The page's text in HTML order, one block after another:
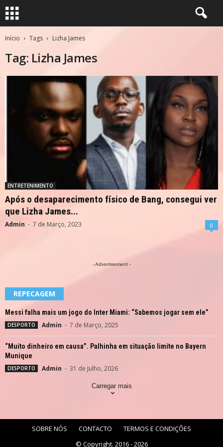
Início Tags Lizha James
Tag: Lizha James
ENTRETENIMENTO
Após o desaparecimento físico de Bang, consegui ver
que Lizha James...
Admin - 7 de Março, 2023 0
- Advertisement -
REPECAGEM
Messi falha mais um jogo do Inter Miami: “Sabemos jogar sem ele”
DESPORTO Admin - 7 de Março, 2025
“Muito dinheiro em causa”. Palhinha em situação limite no Bayern
Munique
DESPORTO Admin - 31 de Julho, 2026
Carregar mais
SOBRE NÓS CONTACTO
TERMOS E CONDIÇÕES
© Copyright. 2016 - 2026